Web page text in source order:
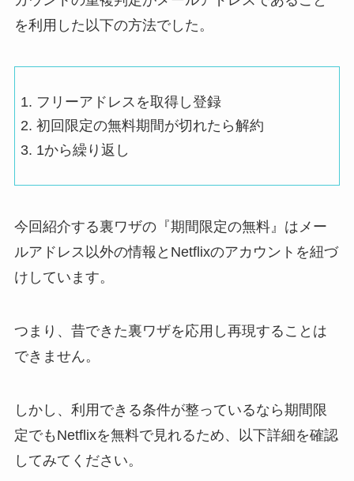
を利用した以下の方法でした。
フリーアドレスを取得し登録
初回限定の無料期間が切れたら解約
1から繰り返し
今回紹介する裏ワザの『期間限定の無料』はメー
ルアドレス以外の情報とNetflixのアカウントを紐づ
けしています。
つまり、昔できた裏ワザを応用し再現することは
できません。
しかし、利用できる条件が整っているなら期間限
定でもNetflixを無料で見れるため、以下詳細を確認
してみてください。